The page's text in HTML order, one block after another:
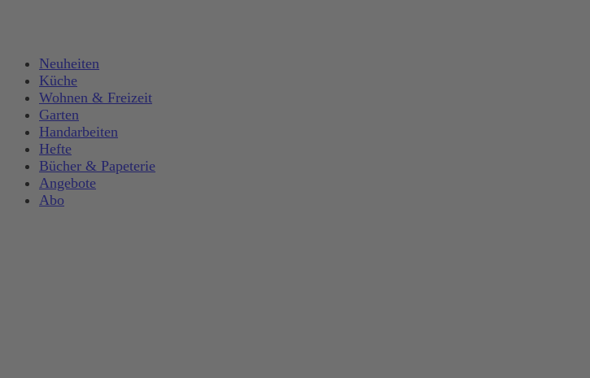
Neuheiten
Küche
Wohnen & Freizeit
Garten
Handarbeiten
Hefte
Bücher & Papeterie
Angebote
Abo